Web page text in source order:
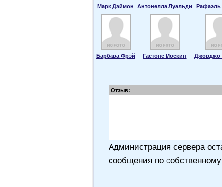
Марк Дэймон Антонелла Луальди Рафаэль
Барбара Фрэй Гастоне Москин Джорджо
Отзыв:
Администрация сервера
сообщения по